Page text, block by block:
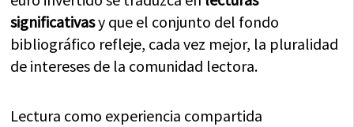
significativasy que el conjunto del fondo
bibliográfico refleje, cada vez mejor, la pluralidad
de intereses de la comunidad lectora.
Lectura como experiencia compartida